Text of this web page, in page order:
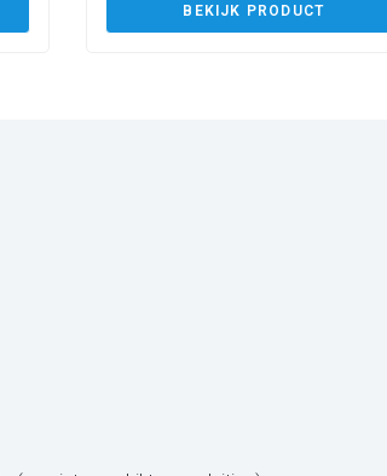
BEKIJK PRODUCT